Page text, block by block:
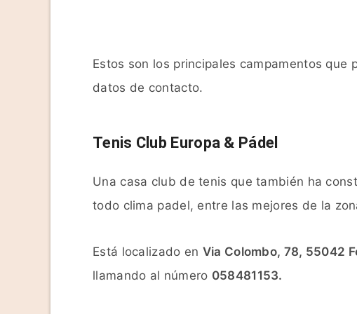
Estos son los principales campamentos
datos de contacto.
Tenis Club Europa & Pádel
Una casa club de tenis que también ha
todo clima padel, entre las mejores de la
Está localizado en Via Colombo, 78, 55042
llamando al número 058481153.